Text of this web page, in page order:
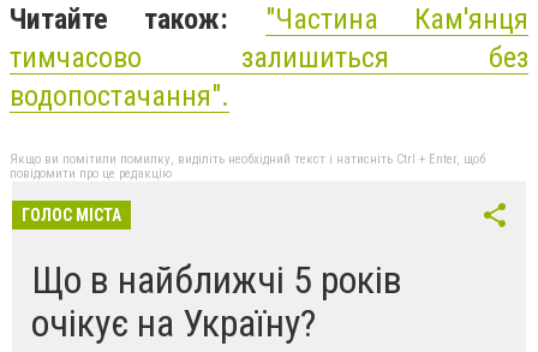
Читайте також: "Частина Кам'янця
тимчасово залишиться без
водопостачання".
Якщо ви помітили помилку, виділіть необхідний текст і натисніть Ctrl + Enter, щоб
повідомити про це редакцію
ГОЛОС МІСТА
Що в найближчі 5 років
очікує на Україну?